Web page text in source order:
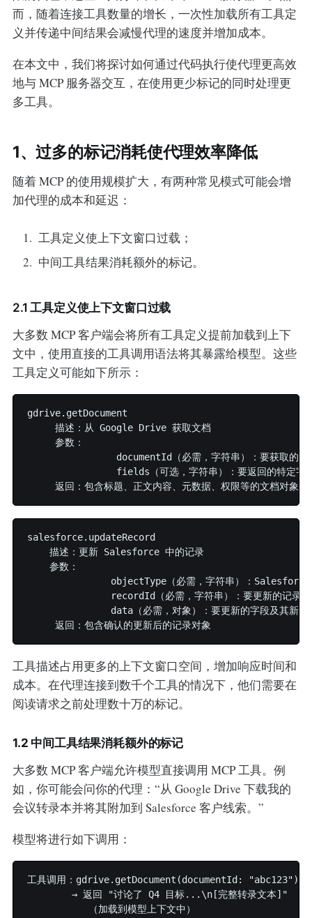
而，随着连接工具数量的增长，一次性加载所有工具定
义并传递中间结果会减慢代理的速度并增加成本。
在本文中，我们将探讨如何通过代码执行使代理更高效
地与 MCP 服务器交互，在使用更少标记的同时处理更
多工具。
1、过多的标记消耗使代理效率降低
随着 MCP 的使用规模扩大，有两种常见模式可能会增
加代理的成本和延迟：
工具定义使上下文窗口过载；
中间工具结果消耗额外的标记。
2.1 工具定义使上下文窗口过载
大多数 MCP 客户端会将所有工具定义提前加载到上下
文中，使用直接的工具调用语法将其暴露给模型。这些
工具定义可能如下所示：
gdrive.getDocument
     描述：从 Google Drive 获取文档
     参数：
documentId（必需，字符串）：要获取的文
fields（可选，字符串）：要返回的特定字
salesforce.updateRecord
    描述：更新 Salesforce 中的记录
    参数：
objectType（必需，字符串）：
recordId（必需，字符串）：要更新的记录
               data（必需，对象）：要更新的字段及其新值
工具描述占用更多的上下文窗口空间，增加响应时间和
成本。在代理连接到数千个工具的情况下，他们需要在
阅读请求之前处理数十万的标记。
1.2 中间工具结果消耗额外的标记
大多数 MCP 客户端允许模型直接调用 MCP 工具。例
如，你可能会问你的代理：“从 Google Drive 下载我的
会议转录本并将其附加到 Salesforce 客户线索。”
模型将进行如下调用：
工具调用：gdrive.getDocument(documentId: "abc123")
        → 返回 "讨论了 Q4 目标...\n[完整转录文本]"
           （加载到模型上下文中）